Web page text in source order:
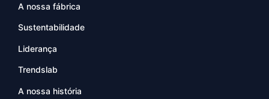
A nossa fábrica
Sustentabilidade
Liderança
Trendslab
A nossa história